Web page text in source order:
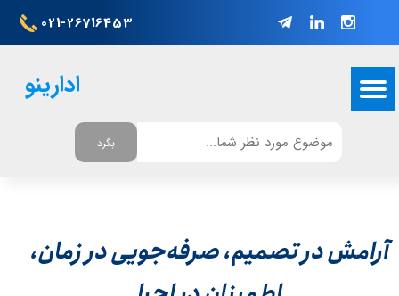
021-26716453
ادارینو
بگرد
آرامش در تصمیم، صرفه‌جویی در زمان،